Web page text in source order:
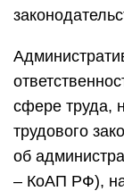
сфере труда,
трудового
об
– КоАП РФ),